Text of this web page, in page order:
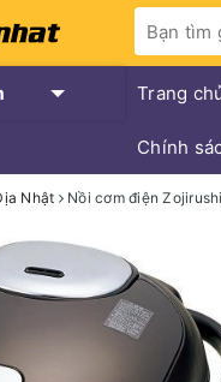
Trang
Chính
Nhật Nồi cơm điện